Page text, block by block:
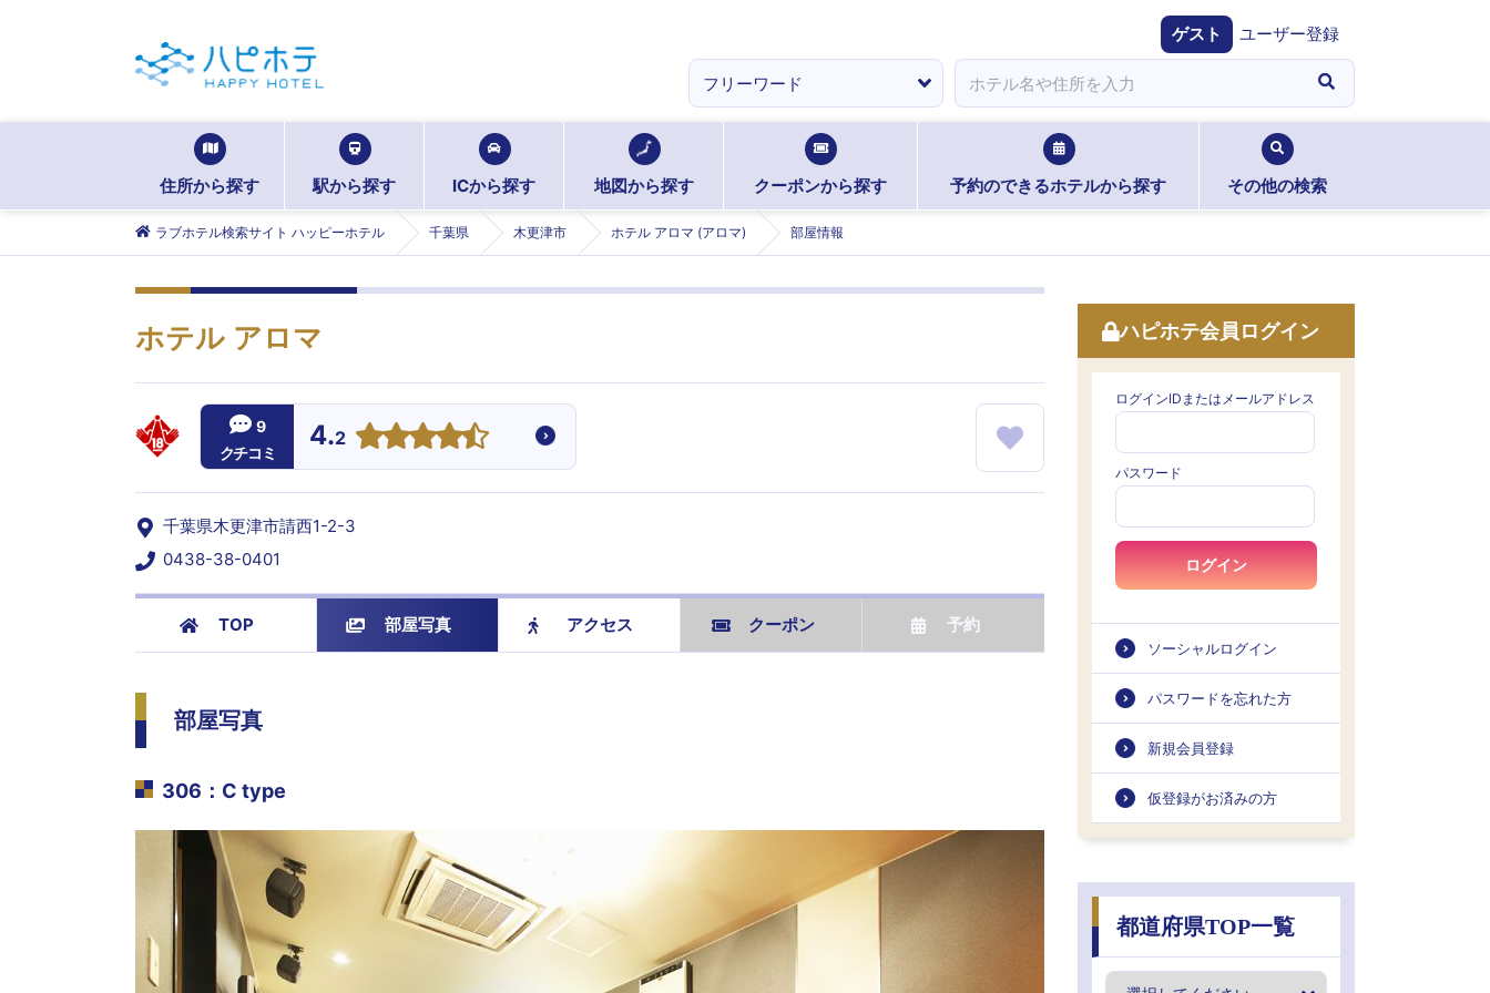
ゲスト ユーザー登録
住所から探す 駅から探す ICから探す 地図から探す クーポンから探す 予約のできるホテルから探す その他の検索
ラブホテル検索サイト ハッピーホテル 千葉県 木更津市 ホテル アロマ (アロマ) 部屋情報
ホテル アロマ
9
クチコミ
4.2
千葉県木更津市請西1-2-3
0438-38-0401
TOP 部屋写真 アクセス クーポン 予約
部屋写真
306 ： C type
ハピホテ会員ログイン
ログインIDまたはメールアドレス
パスワード
ログイン
ソーシャルログイン
パスワードを忘れた方
新規会員登録
仮登録がお済みの方
都道府県TOP一覧